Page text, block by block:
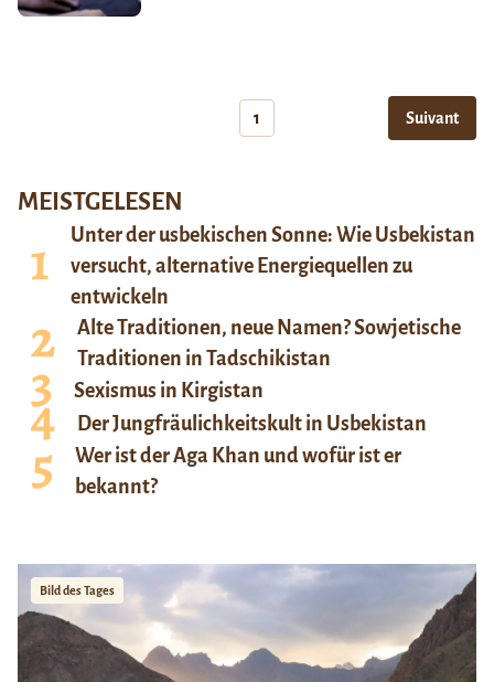
1 Suivant
MEISTGELESEN
Unter der usbekischen Sonne: Wie Usbekistan
versucht, alternative Energiequellen zu
entwickeln
Alte Traditionen, neue Namen? Sowjetische
Traditionen in Tadschikistan
Sexismus in Kirgistan
Der Jungfräulichkeitskult in Usbekistan
Wer ist der Aga Khan und wofür ist er
bekannt?
Bild des Tages